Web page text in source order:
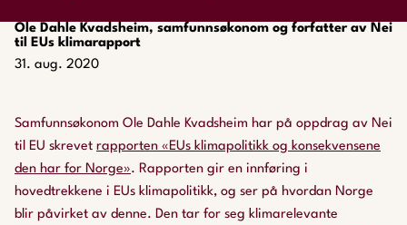
Ole Dahle Kvadsheim, samfunnsøkonom og forfatter av Nei
til EUs klimarapport
31. aug. 2020
Samfunnsøkonom Ole Dahle Kvadsheim har på oppdrag av Nei
til EU skrevet rapporten «EUs klimapolitikk og konsekvensene
den har for Norge». Rapporten gir en innføring i
hovedtrekkene i EUs klimapolitikk, og ser på hvordan Norge
blir påvirket av denne. Den tar for seg klimarelevante